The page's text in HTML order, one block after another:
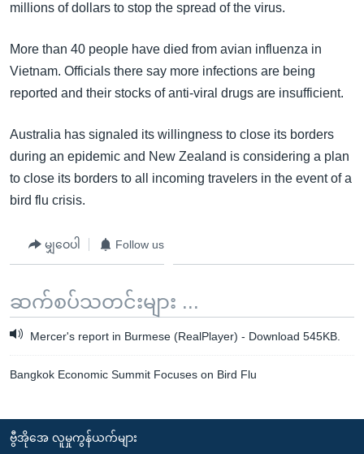
millions of dollars to stop the spread of the virus.
More than 40 people have died from avian influenza in
Vietnam. Officials there say more infections are being
reported and their stocks of anti-viral drugs are insufficient.
Australia has signaled its willingness to close its borders
during an epidemic and New Zealand is considering a plan
to close its borders to all incoming travelers in the event of a
bird flu crisis.
မျှဝေပါ Follow us
ဆက်စပ်သတင်းများ ...
Mercer's report in Burmese (RealPlayer) - Download 545KB.
Bangkok Economic Summit Focuses on Bird Flu
ဗွီအိုအေ လူမှုကွန်ယက်များ